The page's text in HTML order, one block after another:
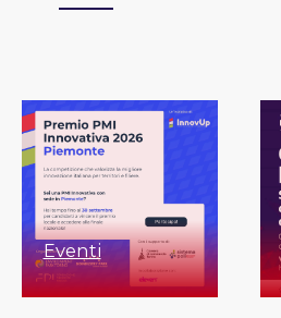
Eventi